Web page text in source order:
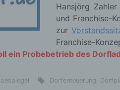
Hansjörg
und Franchise-
zur
Franchise-
ein Probebetrieb des
Dorferneuerung e)